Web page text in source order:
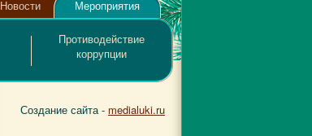
Новости Мероприятия
Противодействие
коррупции
Создание сайта - medialuki.ru